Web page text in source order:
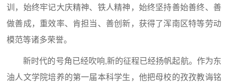
训，始终牢记大庆精神、铁人精神，始终坚持善始善终、善
做善成，重效率、肯担当、善创新，获得了浑南区特等劳动
模范等诸多荣誉。
新时代的号角已经吹响,新的征程已经扬帆起航。作为东
油人文学院培养的第一届本科学生，他把母校的孜孜教诲铭